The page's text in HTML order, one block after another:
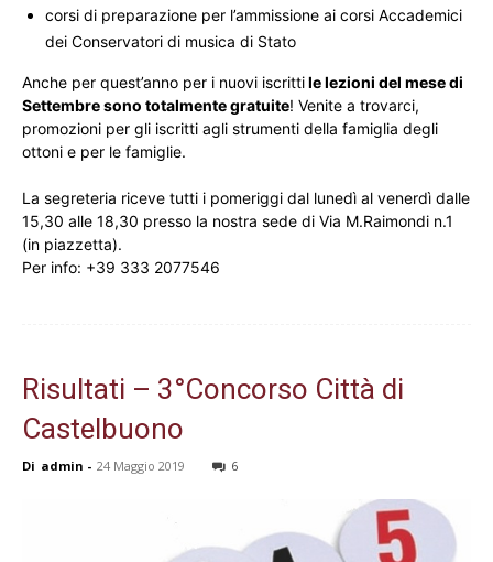
corsi di preparazione per l’ammissione ai corsi Accademici
dei Conservatori di musica di Stato
Anche per quest’anno per i nuovi iscrittile lezioni del mese di
Settembre sono totalmente gratuite! Venite a trovarci,
promozioni per gli iscritti agli strumenti della famiglia degli
ottoni e per le famiglie.
La segreteria riceve tutti i pomeriggi dal lunedì al venerdì dalle
15,30 alle 18,30 presso la nostra sede di Via M.Raimondi n.1
(in piazzetta).
Per info: +39 333 2077546
Risultati – 3°Concorso Città di
Castelbuono
Di admin - 24 Maggio 2019 6